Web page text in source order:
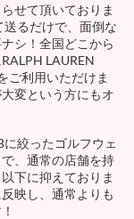
せて頂いておりま
るだけで、面倒な
シ！全国どこから
LAUREN
ご利用いただけま
変という方にもオ
絞ったゴルフウェ
、通常の店舗を持
下に抑えておりま
映し、通常よりも